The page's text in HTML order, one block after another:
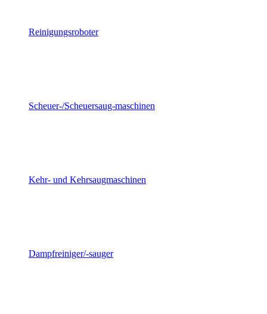
Reinigungsroboter
Scheuer-/Scheuersaug-maschinen
Kehr- und Kehrsaugmaschinen
Dampfreiniger/-sauger